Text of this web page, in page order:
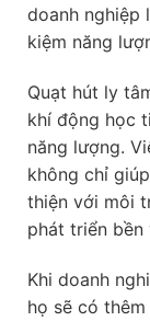
doanh nghiệp
kiệm năng
Quạt hút ly
khí động học
năng lượng.
không chỉ
thiện với môi
phát triển bền
Khi doanh
họ sẽ có